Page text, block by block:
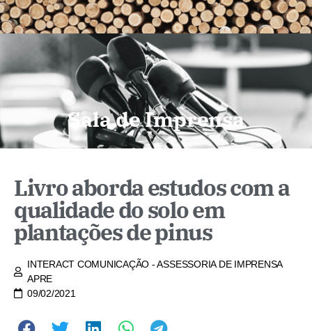
Sala de Imprensa
Livro aborda estudos com a
qualidade do solo em
plantações de pinus
INTERACT COMUNICAÇÃO - ASSESSORIA DE IMPRENSA
APRE
09/02/2021